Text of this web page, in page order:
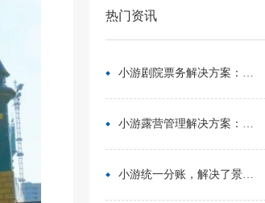
热门资讯
小游剧院票务解决方案：让观众像买电影票一样选座
小游露营管理解决方案：无需再用Excel管营位
小游统一分账，解决了景区在多渠道合作中的资金管理难题